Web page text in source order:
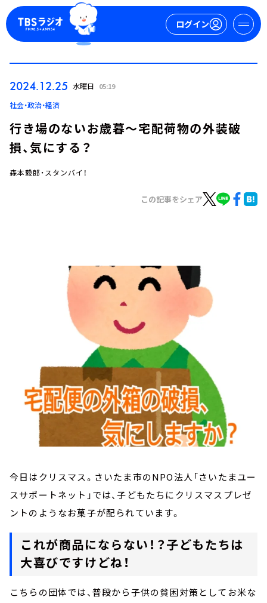
ログイン
お知らせ
イベント・グッズ
YouTube
会社情報
2024.12.25 水曜日 05:19
社会・政治・経済
行き場のないお歳暮～宅配荷物の外装破
損、気にする？
森本毅郎・スタンバイ！
この記事をシェア
今日はクリスマス。さいたま市のNPO法人「さいたまユー
スサポートネット」では、子どもたちにクリスマスプレゼ
ントのようなお菓子が配られています。
これが商品にならない！？子どもたちは
大喜びですけどね！
こちらの団体では、普段から子供の貧困対策としてお米な